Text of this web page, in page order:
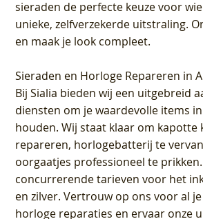
sieraden de perfecte keuze voor
unieke, zelfverzekerde uitstraling.
en maak je look compleet.
Sieraden en Horloge Repareren in
Bij Sialia bieden wij een uitgebreid
diensten om je waardevolle items
houden. Wij staat klaar om kapotte
repareren, horlogebatterij te
oorgaatjes professioneel te
concurrerende tarieven voor het
en zilver. Vertrouw op ons voor al
horloge reparaties en ervaar onze